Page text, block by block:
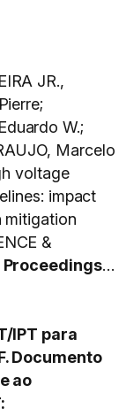
JR.,
W.;
Marcelo
voltage
impact
mitigation
&
Proceedings…
IPT para
Documento
ao